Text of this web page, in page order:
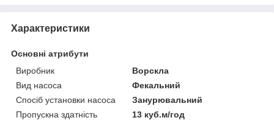
Характеристики
Основні атрибути
Виробник
Ворскла
Вид насоса
Фекальний
Спосіб установки насоса
Занурювальний
Пропускна здатність
13 куб.м/год